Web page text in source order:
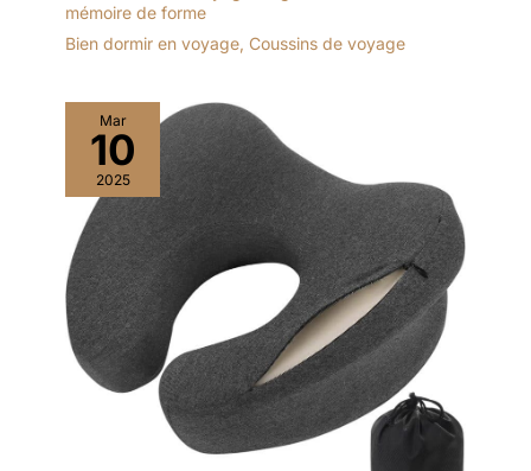
mémoire de forme
Bien dormir en voyage, Coussins de voyage
Mar
10
2025